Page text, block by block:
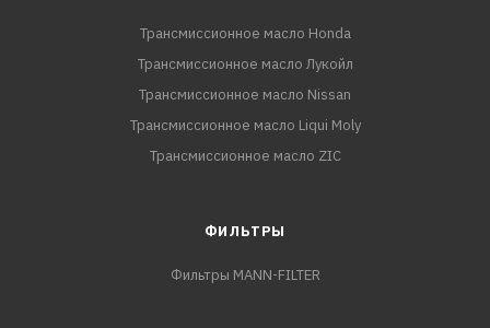
Трансмиссионное масло Honda
Трансмиссионное масло Лукойл
Трансмиссионное масло Nissan
Трансмиссионное масло Liqui Moly
Трансмиссионное масло ZIC
ФИЛЬТРЫ
Фильтры MANN-FILTER